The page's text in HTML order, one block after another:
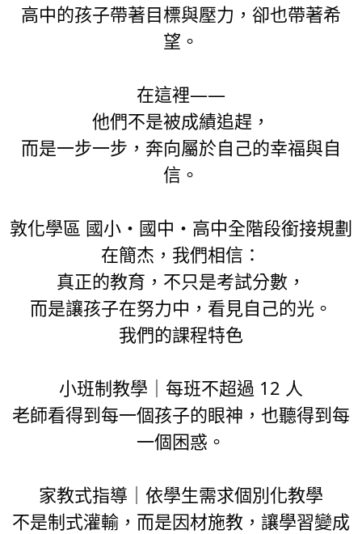
高中的孩子帶著目標與壓力，卻也帶著希
望。
在這裡——
他們不是被成績追趕，
而是一步一步，奔向屬於自己的幸福與自
信。
敦化學區 國小・國中・高中全階段銜接規劃
在簡杰，我們相信：
真正的教育，不只是考試分數，
而是讓孩子在努力中，看見自己的光。
我們的課程特色
小班制教學｜每班不超過 12 人
老師看得到每一個孩子的眼神，也聽得到每
一個困惑。
家教式指導｜依學生需求個別化教學
不是制式灌輸，而是因材施教，讓學習變成